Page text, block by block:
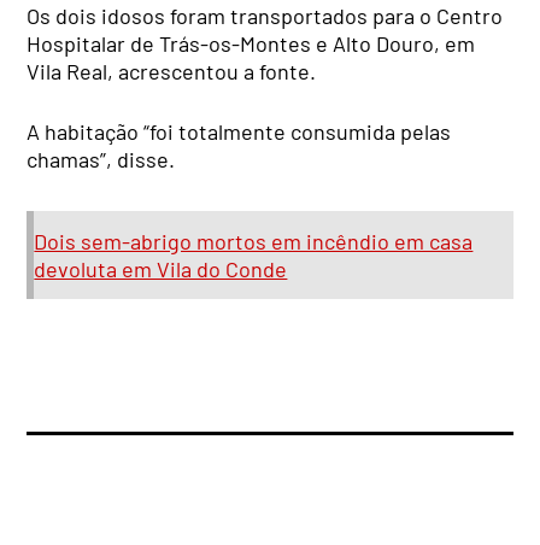
Os dois idosos foram transportados para o Centro
Hospitalar de Trás-os-Montes e Alto Douro, em
Vila Real, acrescentou a fonte.
A habitação “foi totalmente consumida pelas
chamas”, disse.
Dois sem-abrigo mortos em incêndio em casa
devoluta em Vila do Conde